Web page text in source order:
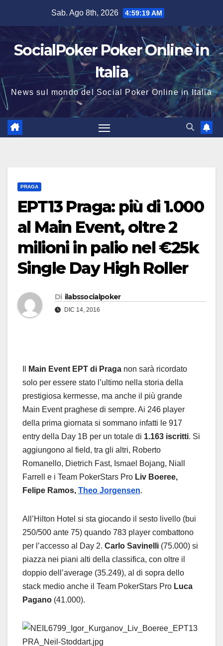
contenuto
Sab. Ago 8th, 2026 4:59:20 AM
SocialPoker Poker Online in
Italia
News sul mondo del Social Poker Online in Italia
PRAGA
EPT13 Praga: più di 1.000
al Main Event, oltre 2
milioni in palio nel €25k
Single Day High Roller
Di ilabssocialpoker
DIC 14, 2016
Main Event EPT di Praga non sarà ricordato
solo per essere stato l’ultimo nella storia della
prestigiosa kermesse, ma anche il più grande
Main Event praghese di sempre. Ai 246 player
della prima giornata si sommano infatti le 917
entry della Day 1B per un totale di 1.163 iscritti. Si
aggiungono al field, tra gli altri, Roberto
Romanello, Dietrich Fast, Ismael Bojang, Niall
Farrell e i Team PokerStars Pro Liv Boeree,
Felipe Ramos, Theo Jorgensen.
All’Hilton Hotel si sta giocando il sesto livello (bui
250/500 ante 75) quando 783 player combattono
per l’accesso al Day 2. Carlo Savinelli (75.000) si
piazza nei piani alti della classifica, con oltre il
doppio dell’average (35.249), al di sopra dello
stack medio anche il Team PokerStars Pro Luca
Pagano (41.000).